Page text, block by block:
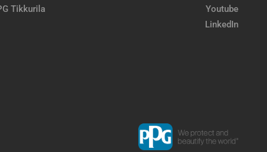
Tikkurila
Youtube
LinkedIn